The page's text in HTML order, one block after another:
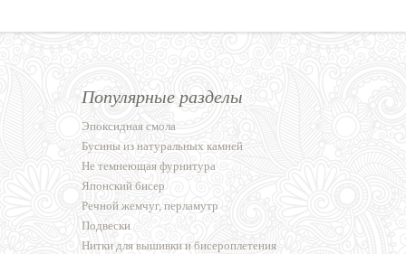
Популярные разделы
Эпоксидная смола
Бусины из натуральных камней
Не темнеющая фурнитура
Японский бисер
Речной жемчуг, перламутр
Подвески
Нитки для вышивки и бисероплетения